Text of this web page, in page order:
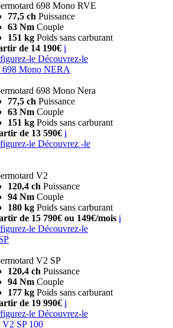
698 Mono RVE
77,5 ch Puissance
63 Nm Couple
151 kg Poids sans carburant
de 14 190€ i
le Découvrez-le
698 Mono NERA
698 Mono Nera
77,5 ch Puissance
63 Nm Couple
151 kg Poids sans carburant
de 13 590€ i
le Découvrez -le
V2
120,4 ch Puissance
94 Nm Couple
180 kg Poids sans carburant
de 15 790€ ou 149€/mois i
le Découvrez-le
V2 SP
120,4 ch Puissance
94 Nm Couple
177 kg Poids sans carburant
de 19 990€ i
le Découvrez-le
V2 SP 100